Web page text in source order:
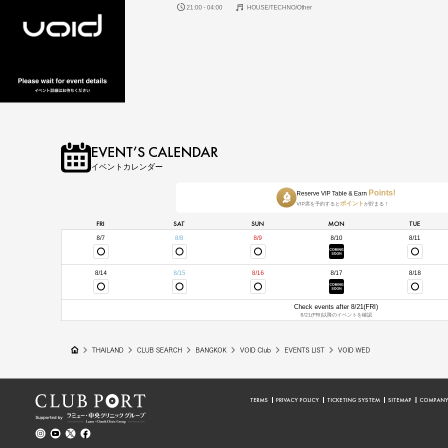
21:00 - 04:00 HOUSE/TECHNO/Other
EVENT’S CALENDAR
イベントカレンダー
Reserve VIP Table & Earn Points!
VIP席を予約すると ポイント が貯まる！
FRI SAT SUN MON TUE
8/7 8/8 8/9 8/10 8/11
8/14 8/15 8/16 8/17 8/18
Check events after 8/21(FRI)
8/21(FRI)以降のイベントを確認
THAILAND CLUB SEARCH BANGKOK VOID Club EVENTS LIST VOID WED
TERMS PRIVACY POLICY TICKETING SYSTEM SITEMAP COMPANY